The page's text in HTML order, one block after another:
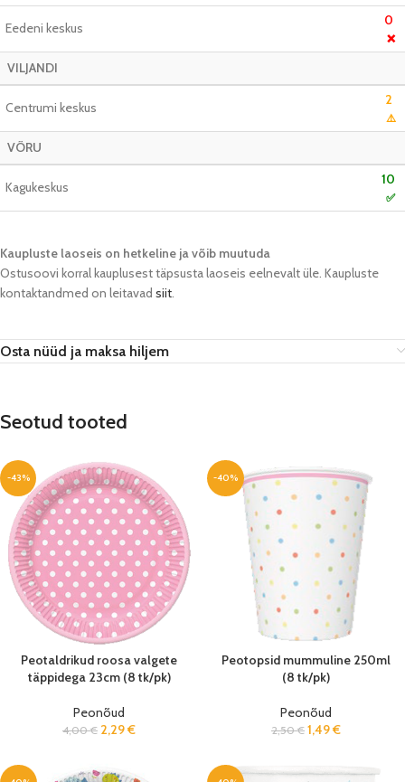
Eedeni keskus 0
❌
VILJANDI
Centrumi keskus 2
⚠️
VÕRU
Kagukeskus 10
✅
Kaupluste laoseis on hetkeline ja võib muutuda​
Ostusoovi korral kauplusest täpsusta laoseis eelnevalt üle. Kaupluste
kontaktandmed on leitavad siit.
Osta nüüd ja maksa hiljem
Seotud tooted
-43%
Peotaldrikud roosa valgete
täppidega 23cm (8 tk/pk)
Peonõud
4,00€ 2,29€
-40%
Peotopsid mummuline 250ml
(8 tk/pk)
Peonõud
2,50€ 1,49€